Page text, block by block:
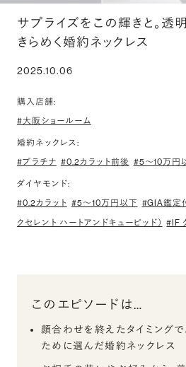
サプライズをこの輝きと。透
きらめく婚約ネックレス
2025.10.06
購入店舗:
#大阪ショールーム
婚約ネックレス:
#プラチナ #0.2カラット前後 #5〜10万円
ダイヤモンド:
#0.2カラット #5〜10万円以下 #GIA鑑定
クセレント ハートアンドキューピッド）
#IF
このエピソードは…
顔合わせを終えたタイミング
ために選んだ婚約ネックレス